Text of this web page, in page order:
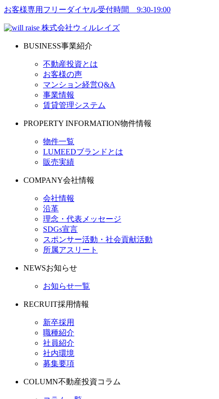
お客様専用フリーダイヤル受付時間 9:30-19:00
株式会社ウィルレイズ
BUSINESS事業紹介
不動産投資とは
お客様の声
マンション経営Q&A
事業情報
賃貸管理システム
PROPERTY INFORMATION物件情報
物件一覧
LUMEEDブランドとは
販売実績
COMPANY会社情報
会社情報
沿革
理念・代表メッセージ
SDGs宣言
スポンサー活動・社会貢献活動
所属アスリート
NEWSお知らせ
お知らせ一覧
RECRUIT採用情報
新卒採用
職種紹介
社員紹介
社内環境
募集要項
COLUMN不動産投資コラム